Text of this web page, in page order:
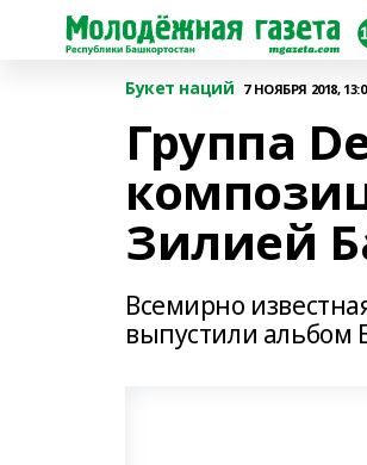
Букет наций 7 НОЯБРЯ 2018,
Группа
Зилией
Всемирно
выпустили альбом